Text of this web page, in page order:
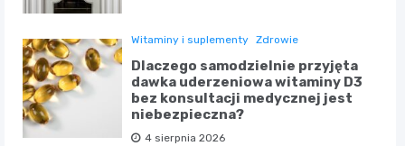
Witaminy i suplementy Zdrowie
Dlaczego samodzielnie przyjęta
dawka uderzeniowa witaminy D3
bez konsultacji medycznej jest
niebezpieczna?
4 sierpnia 2026